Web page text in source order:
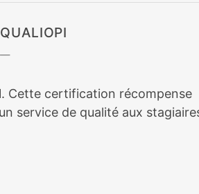
Cette certification récompense
service de qualité aux